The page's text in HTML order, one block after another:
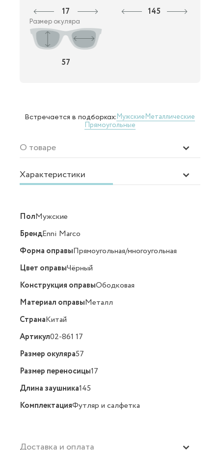
17 145
Размер окуляра
57
Встречается в подборках:МужскиеМеталлические
Прямоугольные
О товаре
Характеристики
ПолМужские
БрендEnni Marco
Форма оправыПрямоугольная/многоугольная
Цвет оправыЧёрный
Конструкция оправыОбодковая
Материал оправыМеталл
СтранаКитай
Артикул02-861 17
Размер окуляра57
Размер переносицы17
Длина заушника145
КомплектацияФутляр и салфетка
Доставка и оплата